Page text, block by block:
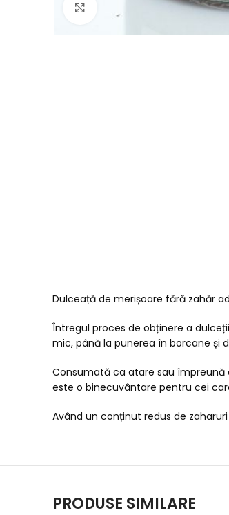
Click to enlarge
Dulceață de merișoare fără zahăr
Întregul proces de obținere a
mic, până la punerea în borcane și
Consumată ca atare sau împreună
este o binecuvântare pentru cei
Având un conținut redus de
PRODUSE SIMILARE